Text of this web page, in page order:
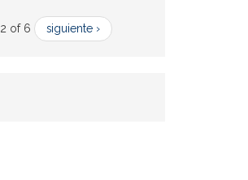
2 of 6 siguiente ›